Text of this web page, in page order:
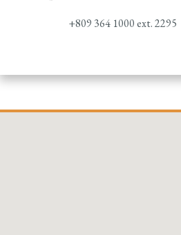
+809 364 1000 ext. 2295